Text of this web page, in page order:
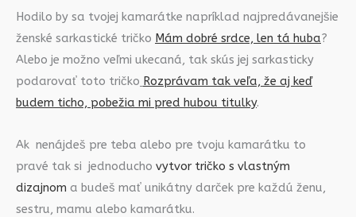
Hodilo by sa tvojej kamarátke napríklad najpredávanejšie
ženské sarkastické tričko Mám dobré srdce, len tá huba?
Alebo je možno veľmi ukecaná, tak skús jej sarkasticky
podarovať toto tričko Rozprávam tak veľa, že aj keď
budem ticho, pobežia mi pred hubou titulky.
Ak nenájdeš pre teba alebo pre tvoju kamarátku to
pravé tak si jednoducho vytvor tričko s vlastným
dizajnom a budeš mať unikátny darček pre každú ženu,
sestru, mamu alebo kamarátku.